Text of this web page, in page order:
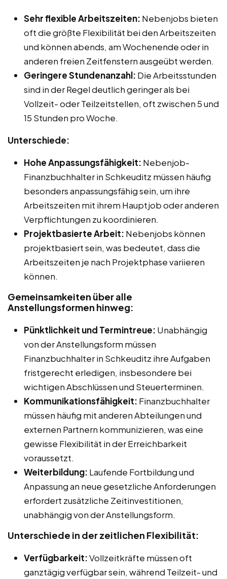
Sehr flexible Arbeitszeiten: Nebenjobs bieten
oft die größte Flexibilität bei den Arbeitszeiten
und können abends, am Wochenende oder in
anderen freien Zeitfenstern ausgeübt werden.
Geringere Stundenanzahl: Die Arbeitsstunden
sind in der Regel deutlich geringer als bei
Vollzeit- oder Teilzeitstellen, oft zwischen 5 und
15 Stunden pro Woche.
Unterschiede:
Hohe Anpassungsfähigkeit: Nebenjob-
Finanzbuchhalter in Schkeuditz müssen häufig
besonders anpassungsfähig sein, um ihre
Arbeitszeiten mit ihrem Hauptjob oder anderen
Verpflichtungen zu koordinieren.
Projektbasierte Arbeit: Nebenjobs können
projektbasiert sein, was bedeutet, dass die
Arbeitszeiten je nach Projektphase variieren
können.
Gemeinsamkeiten über alle
Anstellungsformen hinweg:
Pünktlichkeit und Termintreue: Unabhängig
von der Anstellungsform müssen
Finanzbuchhalter in Schkeuditz ihre Aufgaben
fristgerecht erledigen, insbesondere bei
wichtigen Abschlüssen und Steuerterminen.
Kommunikationsfähigkeit: Finanzbuchhalter
müssen häufig mit anderen Abteilungen und
externen Partnern kommunizieren, was eine
gewisse Flexibilität in der Erreichbarkeit
voraussetzt.
Weiterbildung: Laufende Fortbildung und
Anpassung an neue gesetzliche Anforderungen
erfordert zusätzliche Zeitinvestitionen,
unabhängig von der Anstellungsform.
Unterschiede in der zeitlichen Flexibilität:
Verfügbarkeit:Vollzeitkräfte müssen oft
ganztägig verfügbar sein, während Teilzeit- und